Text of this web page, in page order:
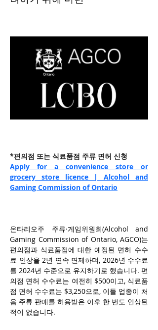
*편의점 또는 식료품점 주류 면허 신청
Apply for a convenience store or
grocery store licence | Alcohol and
Gaming Commission of Ontario
온타리오주 주류·게임위원회(Alcohol and
Gaming Commission of Ontario, AGCO)는
편의점과 식료품점에 대한 예정된 면허 수수
료 인상을 2년 연속 면제하며, 2026년 수수료
를 2024년 수준으로 유지하기로 했습니다. 편
의점 면허 수수료는 여전히 $500이고, 식료품
점 면허 수수료는 $3,250으로, 이들 업종이 처
음 주류 판매를 허용받은 이후 한 번도 인상된
적이 없습니다.